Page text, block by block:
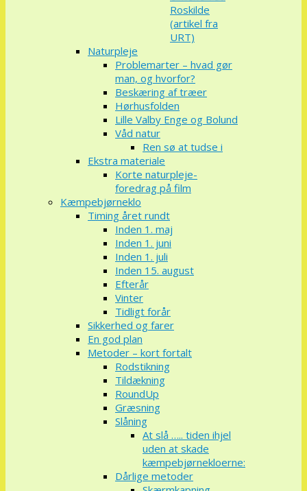
Roskilde
(artikel fra
URT)
Naturpleje
Problemarter – hvad gør
man, og hvorfor?
Beskæring af træer
Hørhusfolden
Lille Valby Enge og Bolund
Våd natur
Ren sø at tudse i
Ekstra materiale
Korte naturpleje-
foredrag på film
Kæmpebjørneklo
Timing året rundt
Inden 1. maj
Inden 1. juni
Inden 1. juli
Inden 15. august
Efterår
Vinter
Tidligt forår
Sikkerhed og farer
En god plan
Metoder – kort fortalt
Rodstikning
Tildækning
RoundUp
Græsning
Slåning
At slå ….. tiden ihjel
uden at skade
kæmpebjørnekloerne:
Dårlige metoder